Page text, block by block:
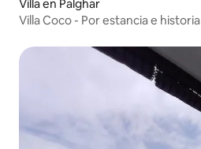
Villa en Palghar
Villa Coco - Por estancia e historia